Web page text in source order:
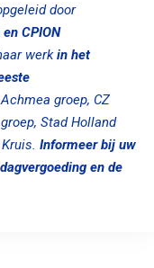
door
CPION
werkin het
groep, CZ
Stad Holland
Informeer bij uw
en de